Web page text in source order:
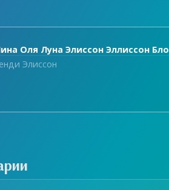
Оля Луна Элиссон Эллиссон
Элиссон